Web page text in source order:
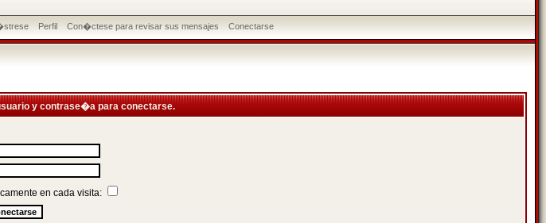
Perfil Con�ctese para revisar sus mensajes Conectarse
y contrase�a para conectarse.
en cada visita: